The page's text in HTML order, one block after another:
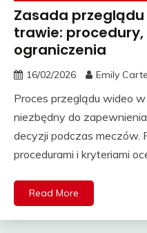
Zasada
trawie:
ograniczenia
16/02/2026 Emily
Proces przeglądu wideo
niezbędny do
decyzji podczas meczów.
procedurami i kryteriami
Read More